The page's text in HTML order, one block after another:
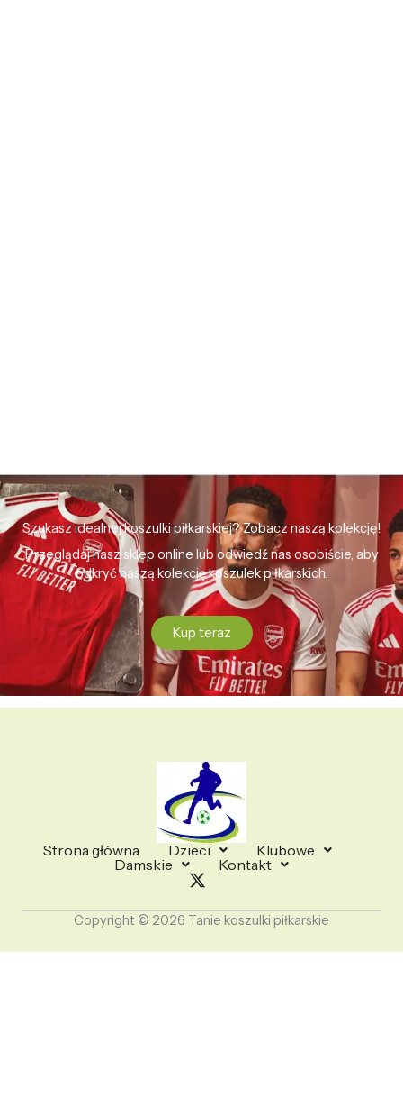
Szukasz idealnej koszulki piłkarskiej? Zobacz naszą kolekcję!
Przeglądaj nasz sklep online lub odwiedź nas osobiście, aby
odkryć naszą kolekcję koszulek piłkarskich.
Kup teraz
Strona główna Dzieci
Klubowe
Damskie
Kontakt
Copyright © 2026 Tanie koszulki piłkarskie